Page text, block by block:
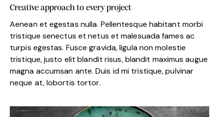
Creative approach to every project
Aenean et egestas nulla. Pellentesque habitant morbi
tristique senectus et netus et malesuada fames ac
turpis egestas. Fusce gravida, ligula non molestie
tristique, justo elit blandit risus, blandit maximus augue
magna accumsan ante. Duis id mi tristique, pulvinar
neque at, lobortis tortor.